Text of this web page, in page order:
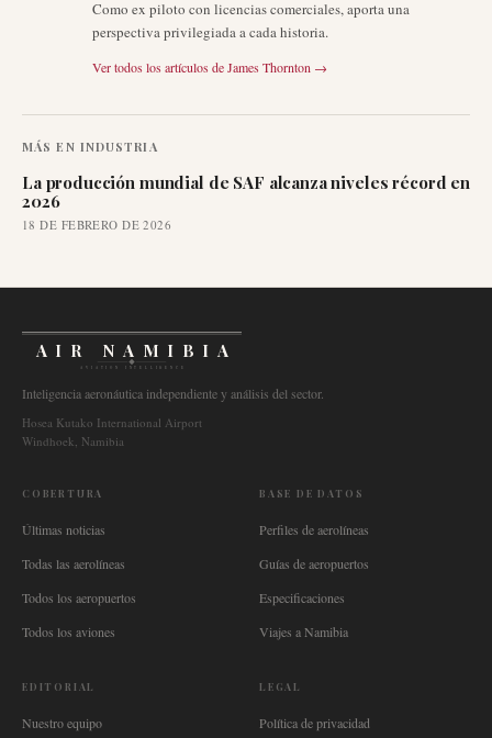
Como ex piloto con licencias comerciales, aporta una
perspectiva privilegiada a cada historia.
Ver todos los artículos deJames Thornton →
MÁS EN INDUSTRIA
La producción mundial de SAF alcanza niveles récord en
2026
18 DE FEBRERO DE 2026
AIR NAMIBIA
AVIATION INTELLIGENCE
Inteligencia aeronáutica independiente y análisis del sector.
Hosea Kutako International Airport
Windhoek, Namibia
COBERTURA
Últimas noticias
Todas las aerolíneas
Todos los aeropuertos
Todos los aviones
BASE DE DATOS
Perfiles de aerolíneas
Guías de aeropuertos
Especificaciones
Viajes a Namibia
EDITORIAL
Nuestro equipo
LEGAL
Política de privacidad